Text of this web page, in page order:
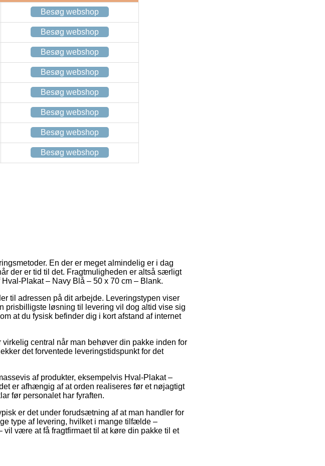
Besøg webshop
Besøg webshop
Besøg webshop
Besøg webshop
Besøg webshop
Besøg webshop
Besøg webshop
Besøg webshop
En der er meget almindelig er i dag
der er tid til det. Fragtmuligheden er altså særligt
Plakat – Navy Blå – 50 x 70 cm – Blank.
til adressen på dit arbejde. Leveringstypen viser
prisbilligste løsning til levering vil dog altid vise sig
at du fysisk befinder dig i kort afstand af internet
central når man behøver din pakke inden for
det forventede leveringstidspunkt for det
af produkter, eksempelvis Hval-Plakat –
er afhængig af at orden realiseres før et nøjagtigt
før personalet har fyraften.
er det under forudsætning af at man handler for
type af levering, hvilket i mange tilfælde –
være at få fragtfirmaet til at køre din pakke til et